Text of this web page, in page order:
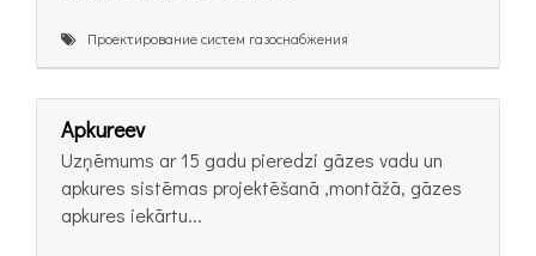
Проектирование систем газоснабжения
Apkureev
Uzņēmums ar 15 gadu pieredzi gāzes vadu un
apkures sistēmas projektēšanā ,montāžā, gāzes
apkures iekārtu...